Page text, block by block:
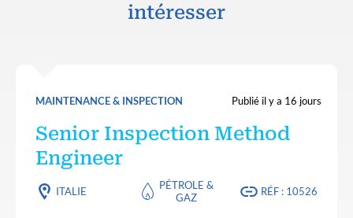
intéresser
MAINTENANCE & INSPECTION Publié il y a 16 jours
Senior Inspection Method
Engineer
ITALIE
PÉTROLE &
GAZ
RÉF : 10526